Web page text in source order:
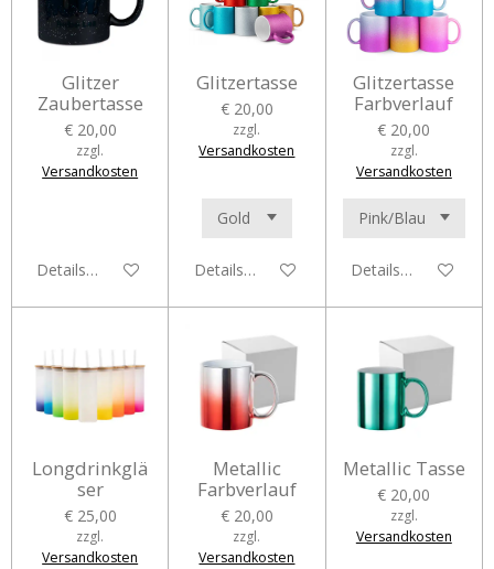
Glitzer
Zaubertasse
€ 20,00
zzgl.
Versandkosten
Details anzeigen
Glitzertasse
€ 20,00
zzgl.
Versandkosten
Details anzeigen
Glitzertasse
Farbverlauf
€ 20,00
zzgl.
Versandkosten
Details anzeigen
Longdrinkglä
ser
€ 25,00
zzgl.
Versandkosten
Metallic
Farbverlauf
€ 20,00
zzgl.
Versandkosten
Metallic Tasse
€ 20,00
zzgl.
Versandkosten